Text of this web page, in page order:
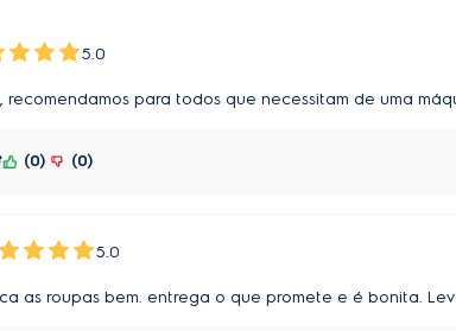
5.0
para todos que necessitam de uma
0 0
5.0
as roupas bem. entrega o que promete e é bonita.